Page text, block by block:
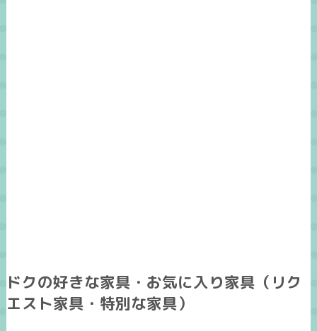
ドクの好きな家具・お気に入り家具（リク
エスト家具・特別な家具）